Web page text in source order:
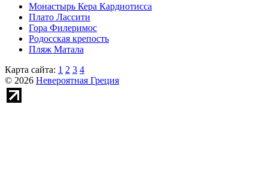
Монастырь Кера Кардиотисса
Плато Лассити
Гора Филеримос
Родосская крепость
Пляж Матала
Карта сайта: 1 2 3 4
© 2026 Невероятная Греция